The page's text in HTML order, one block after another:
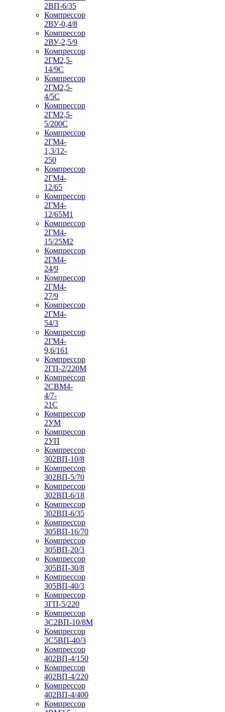
2ВП-6/35
Компрессор
2ВУ-0,4/8
Компрессор
2ВУ-2,5/9
Компрессор
2ГМ2,5-
14/9С
Компрессор
2ГМ2,5-
4/5С
Компрессор
2ГМ2,5-
5/200С
Компрессор
2ГМ4-
1,3/12-
250
Компрессор
2ГМ4-
12/65
Компрессор
2ГМ4-
12/65М1
Компрессор
2ГМ4-
15/25М2
Компрессор
2ГМ4-
24/9
Компрессор
2ГМ4-
27/9
Компрессор
2ГМ4-
54/3
Компрессор
2ГМ4-
9,6/161
Компрессор
2ГП-2/220М
Компрессор
2СВМ4-
4/7-
21С
Компрессор
2УМ
Компрессор
2УП
Компрессор
302ВП-10/8
Компрессор
302ВП-5/70
Компрессор
302ВП-6/18
Компрессор
302ВП-6/35
Компрессор
305ВП-16/70
Компрессор
305ВП-20/3
Компрессор
305ВП-30/8
Компрессор
305ВП-40/3
Компрессор
3ГП-5/220
Компрессор
3С2ВП-10/8М
Компрессор
3С5ВП-40/3
Компрессор
402ВП-4/150
Компрессор
402ВП-4/220
Компрессор
402ВП-4/400
Компрессор